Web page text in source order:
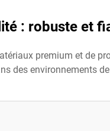
: robuste et
premium et de
des environnements